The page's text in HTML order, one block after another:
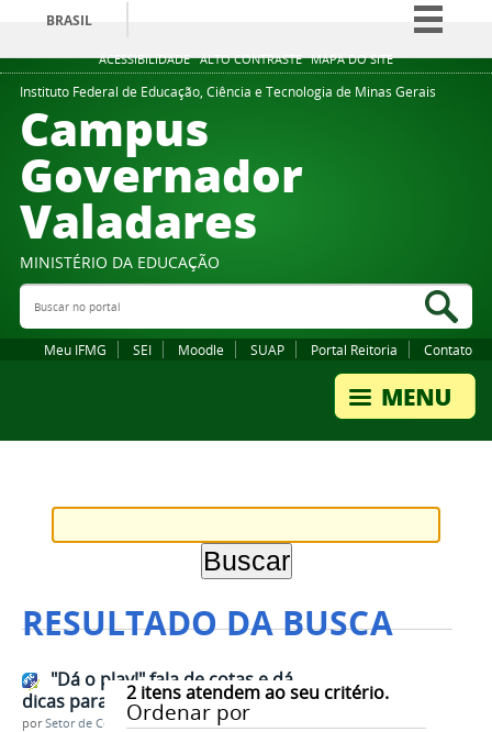
ACESSIBILIDADE ALTO CONTRASTE MAPA DO SITE
BRASIL
Simplifique!
Comunica BR
Instituto Federal de Educação, Ciência e Tecnologia de Minas Gerais
Campus
Governador
Valadares
MINISTÉRIO DA EDUCAÇÃO
Buscar no portal
Meu IFMG SEI Moodle SUAP Portal Reitoria Contato
RESULTADO DA BUSCA
2itens atendem ao seu critério.
Ordenar por
"Dá o play!" fala de cotas e dá
dicas para o ENEM
porSetor de Comunicação